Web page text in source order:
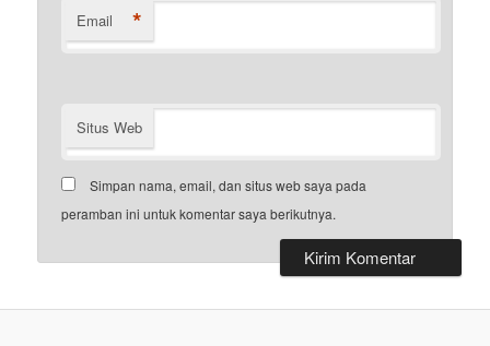
Email *
Situs Web
Simpan nama, email, dan situs web saya pada
peramban ini untuk komentar saya berikutnya.